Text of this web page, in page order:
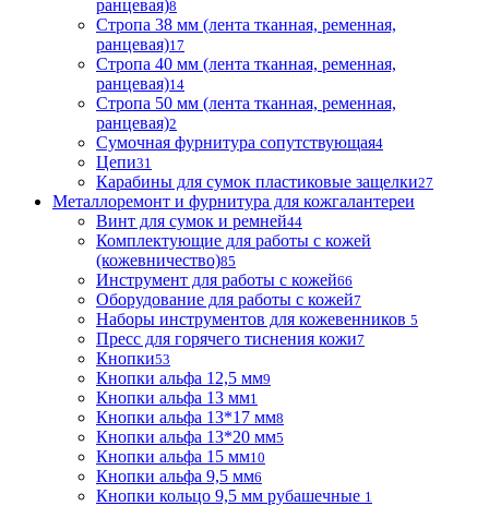
ранцевая)8
Стропа 38 мм (лента тканная, ременная,
ранцевая)17
Стропа 40 мм (лента тканная, ременная,
ранцевая)14
Стропа 50 мм (лента тканная, ременная,
ранцевая)2
Сумочная фурнитура сопутствующая4
Цепи31
Карабины для сумок пластиковые защелки27
Металлоремонт и фурнитура для кожгалантереи
Винт для сумок и ремней44
Комплектующие для работы с кожей
(кожевничество)85
Инструмент для работы с кожей66
Оборудование для работы с кожей7
Наборы инструментов для кожевенников 5
Пресс для горячего тиснения кожи7
Кнопки53
Кнопки альфа 12,5 мм9
Кнопки альфа 13 мм1
Кнопки альфа 13*17 мм8
Кнопки альфа 13*20 мм5
Кнопки альфа 15 мм10
Кнопки альфа 9,5 мм6
Кнопки кольцо 9,5 мм рубашечные 1